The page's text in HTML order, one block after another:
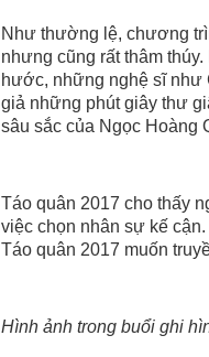
Như thường lệ, chương
nhưng cũng rất thâm
hước, những nghệ sĩ như
giả những phút giây thư
sâu sắc của Ngọc Hoàng
Táo quân 2017 cho thấy
việc chọn nhân sự kế
Táo quân 2017 muốn
Hình ảnh trong buổi ghi